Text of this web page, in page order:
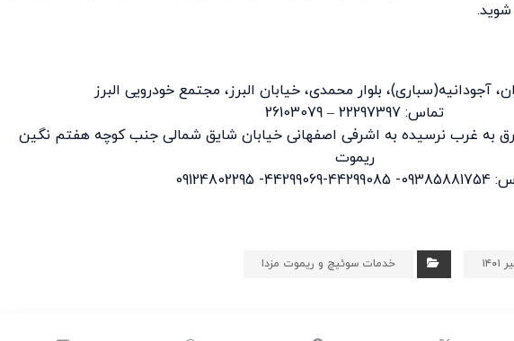
شوید.
آجودانیه(سباری)، بلوار محمدی، خیابان البرز، مجتمع خودرویی البرز
تماس: 22297397 – 26103079
به غرب نرسیده به اشرفی اصفهانی خیابان شایق شمالی جنب کوچه هفتم نگین
ریموت
09124802295
خدمات سوئیچ و ریموت مزدا